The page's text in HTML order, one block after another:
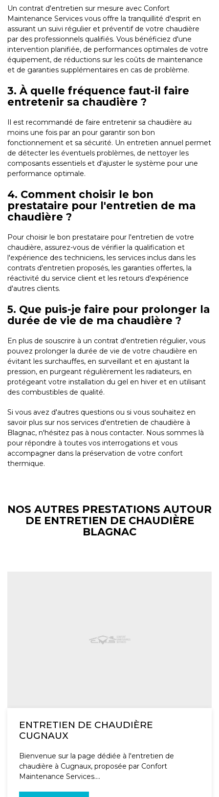
Un contrat d'entretien sur mesure avec Confort
Maintenance Services vous offre la tranquillité d'esprit en
assurant un suivi régulier et préventif de votre chaudière
par des professionnels qualifiés. Vous bénéficiez d'une
intervention planifiée, de performances optimales de votre
équipement, de réductions sur les coûts de maintenance
et de garanties supplémentaires en cas de problème.
3. À quelle fréquence faut-il faire
entretenir sa chaudière ?
Il est recommandé de faire entretenir sa chaudière au
moins une fois par an pour garantir son bon
fonctionnement et sa sécurité. Un entretien annuel permet
de détecter les éventuels problèmes, de nettoyer les
composants essentiels et d'ajuster le système pour une
performance optimale.
4. Comment choisir le bon
prestataire pour l'entretien de ma
chaudière ?
Pour choisir le bon prestataire pour l'entretien de votre
chaudière, assurez-vous de vérifier la qualification et
l'expérience des techniciens, les services inclus dans les
contrats d'entretien proposés, les garanties offertes, la
réactivité du service client et les retours d'expérience
d'autres clients.
5. Que puis-je faire pour prolonger la
durée de vie de ma chaudière ?
En plus de souscrire à un contrat d'entretien régulier, vous
pouvez prolonger la durée de vie de votre chaudière en
évitant les surchauffes, en surveillant et en ajustant la
pression, en purgeant régulièrement les radiateurs, en
protégeant votre installation du gel en hiver et en utilisant
des combustibles de qualité.
Si vous avez d'autres questions ou si vous souhaitez en
savoir plus sur nos services d'entretien de chaudière à
Blagnac, n'hésitez pas à nous contacter. Nous sommes là
pour répondre à toutes vos interrogations et vous
accompagner dans la préservation de votre confort
thermique.
NOS AUTRES PRESTATIONS AUTOUR
DE ENTRETIEN DE CHAUDIÈRE
BLAGNAC
ENTRETIEN DE CHAUDIÈRE
CUGNAUX
Bienvenue sur la page dédiée à l'entretien de
chaudière à Cugnaux, proposée par Confort
Maintenance Services....